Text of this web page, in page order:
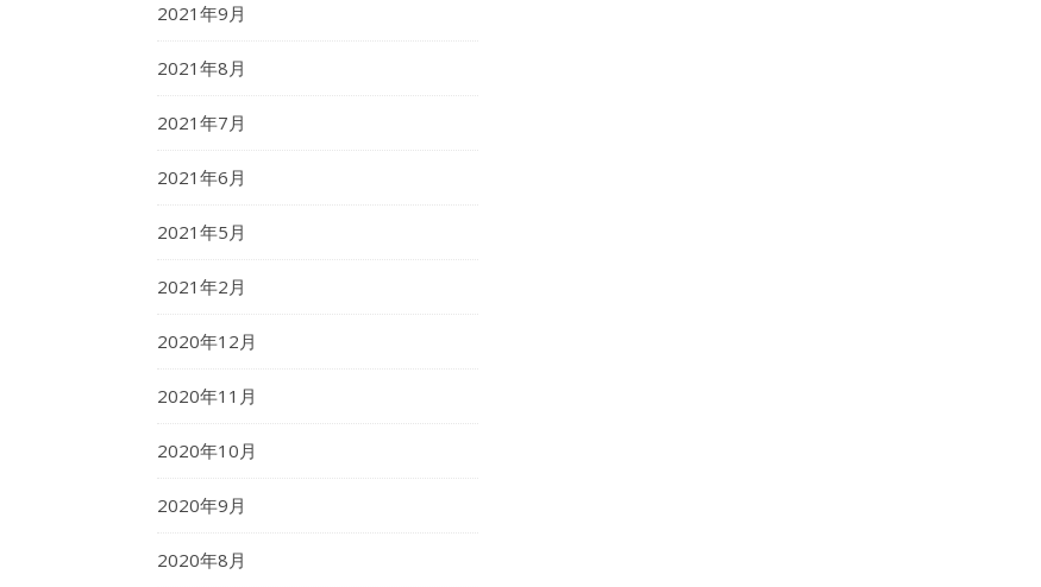
2021年9月
2021年8月
2021年7月
2021年6月
2021年5月
2021年2月
2020年12月
2020年11月
2020年10月
2020年9月
2020年8月